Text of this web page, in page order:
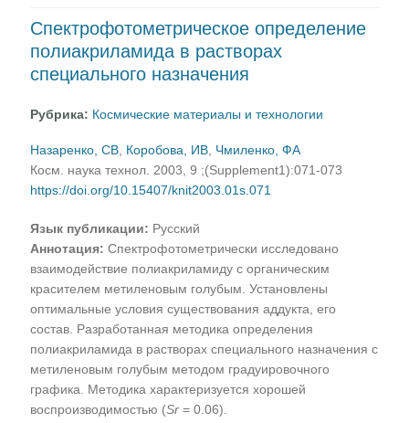
Спектрофотометрическое определение
полиакриламида в растворах
специального назначения
Рубрика: Космические материалы и технологии
Назаренко, СВ Коробова, ИВ Чмиленко, ФА
Косм. наука технол. 2003, 9 ;(Supplement1):071-073
https://doi.org/10.15407/knit2003.01s.071
Язык публикации: Русский
Аннотация:Спектрофотометрически исследовано
взаимодействие полиакриламиду с органическим
красителем метиленовым голубым. Установлены
оптимальные условия существования аддукта, его
состав. Разработанная методика определения
полиакриламида в растворах специального назначения с
метиленовым голубым методом градуировочного
графика. Методика характеризуется хорошей
воспроизводимостью (Sr = 0.06).